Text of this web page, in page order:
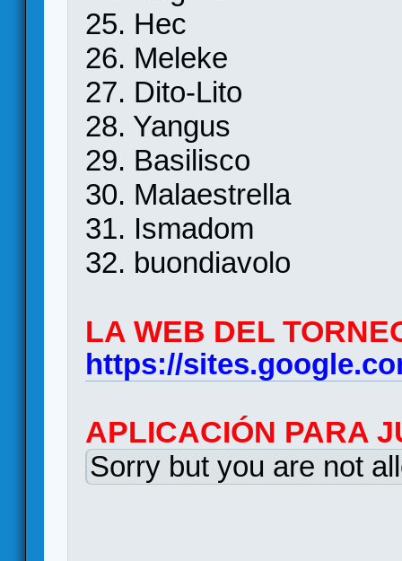
25. Hec
26. Meleke
27. Dito-Lito
28. Yangus
29. Basilisco
30. Malaestrella
31. Ismadom
32. buondiavolo
LA WEB DEL
https://
APLICACIÓN PARA
Sorry but you are not